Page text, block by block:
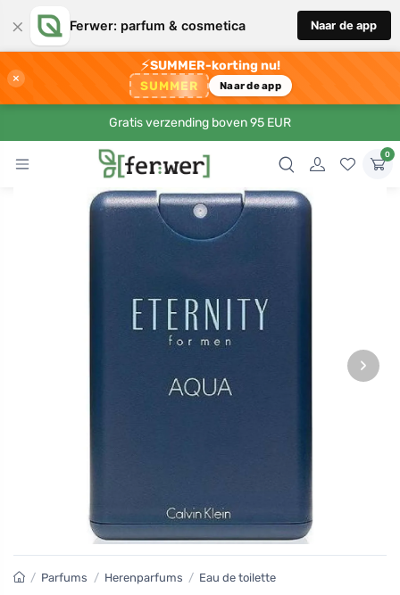
× Ferwer: parfum & cosmetica Naar de app
×
⚡SUMMER-korting nu!
SUMMER Naar de app
Gratis verzending boven 95 EUR
0
›
/ Parfums / Herenparfums / Eau de toilette